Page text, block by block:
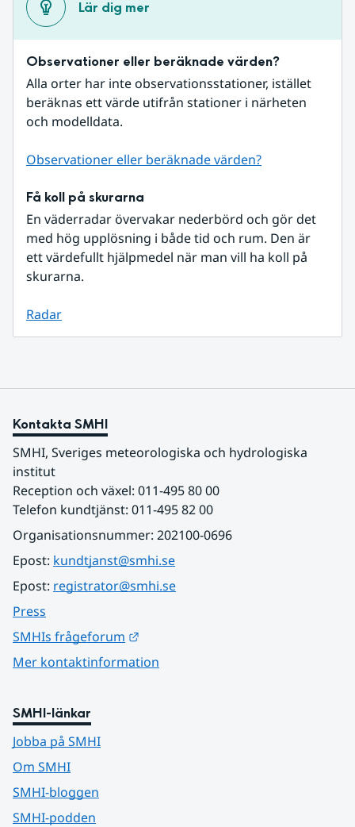
Lär dig mer
Observationer eller beräknade värden?
Alla orter har inte observationsstationer, istället
beräknas ett värde utifrån stationer i närheten
och modelldata.
Observationer eller beräknade värden?
Få koll på skurarna
En väderradar övervakar nederbörd och gör det
med hög upplösning i både tid och rum. Den är
ett värdefullt hjälpmedel när man vill ha koll på
skurarna.
Radar
Kontakta SMHI
SMHI, Sveriges meteorologiska och hydrologiska
institut
Reception och växel: 011-495 80 00
Telefon kundtjänst: 011-495 82 00
Organisationsnummer: 202100-0696
Epost: kundtjanst@smhi.se
Epost: registrator@smhi.se
Press
SMHIs frågeforum
Mer kontaktinformation
SMHI-länkar
Jobba på SMHI
Om SMHI
SMHI-bloggen
SMHI-podden